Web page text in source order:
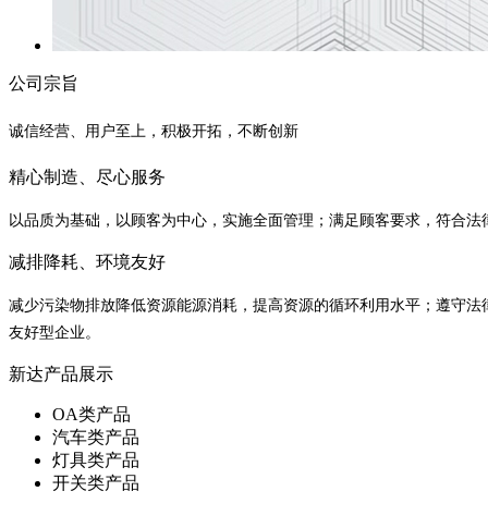
公司宗旨
诚信经营、用户至上，积极开拓，不断创新
精心制造、尽心服务
以品质为基础，以顾客为中心，实施全面管理；满足顾客要求，符合
减排降耗、环境友好
减少污染物排放降低资源能源消耗，提高资源的循环利用水平；遵守
友好型企业。
新达产品展示
OA类产品
汽车类产品
灯具类产品
开关类产品